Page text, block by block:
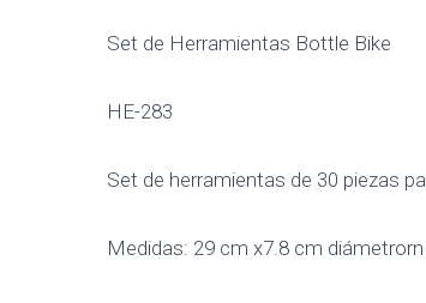
Set de Herramientas Bottle Bike
HE-283
Set de herramientas de 30 piezas
Medidas: 29 cm x7.8 cm